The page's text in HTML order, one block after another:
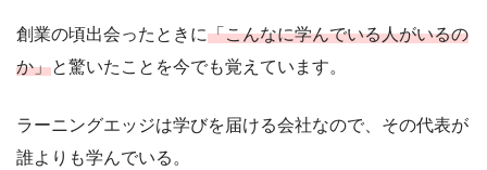
創業の頃出会ったときに「こんなに学んでいる人がいるの
か」と驚いたことを今でも覚えています。
ラーニングエッジは学びを届ける会社なので、その代表が
誰よりも学んでいる。